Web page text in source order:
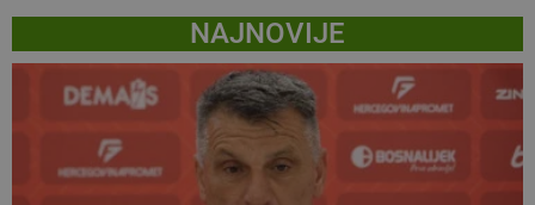
NAJNOVIJE